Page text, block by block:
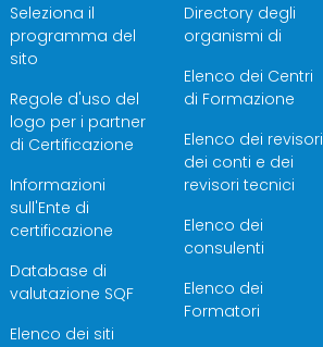
Seleziona il
programma del
sito
Regole d'uso del
logo per i partner
di Certificazione
Informazioni
sull'Ente di
certificazione
Database di
valutazione SQF
Elenco dei siti
Directory degli
organismi di
Elenco dei Centri
di Formazione
Elenco dei revisori
dei conti e dei
revisori tecnici
Elenco dei
consulenti
Elenco dei
Formatori